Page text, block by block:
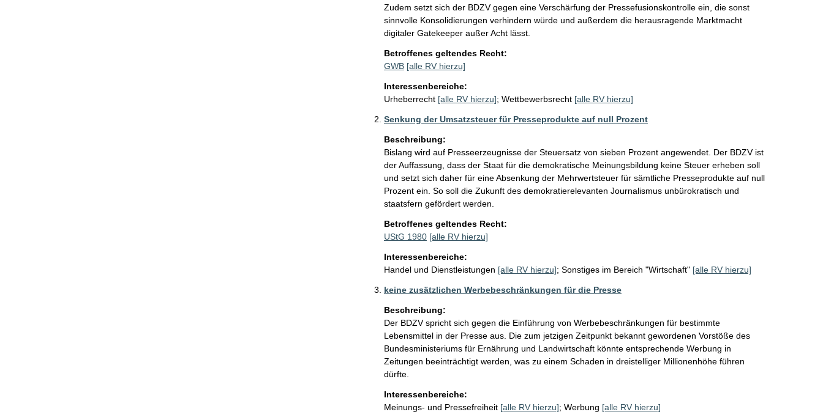
Zudem setzt sich der BDZV gegen eine Verschärfung der Pressefusionskontrolle ein, die sonst
sinnvolle Konsolidierungen verhindern würde und außerdem die herausragende Marktmacht
Betroffenes geltendes Recht:
GWB [alle RV hierzu]
Interessenbereiche:
Urheberrecht [alle RV hierzu]; Wettbewerbsrecht [alle RV hierzu]
Senkung der Umsatzsteuer für Presseprodukte auf null Prozent
Beschreibung:
Bislang wird auf Presseerzeugnisse der Steuersatz von sieben Prozent angewendet. Der BDZV ist
der Auffassung, dass der Staat für die demokratische Meinungsbildung keine Steuer erheben soll
und setzt sich daher für eine Absenkung der Mehrwertsteuer für sämtliche Presseprodukte auf null
Prozent ein. So soll die Zukunft des demokratierelevanten Journalismus unbürokratisch und
staatsfern gefördert werden.
Betroffenes geltendes Recht:
UStG 1980 [alle RV hierzu]
Interessenbereiche:
Handel und Dienstleistungen [alle RV hierzu]; Sonstiges im Bereich "Wirtschaft" [alle RV hierzu]
keine zusätzlichen Werbebeschränkungen für die Presse
Beschreibung:
Der BDZV spricht sich gegen die Einführung von Werbebeschränkungen für bestimmte
Lebensmittel in der Presse aus. Die zum jetzigen Zeitpunkt bekannt gewordenen Vorstöße des
Bundesministeriums für Ernährung und Landwirtschaft könnte entsprechende Werbung in
Zeitungen beeinträchtigt werden, was zu einem Schaden in dreistelliger Millionenhöhe führen
dürfte.
Interessenbereiche:
Meinungs- und Pressefreiheit [alle RV hierzu]; Werbung [alle RV hierzu]